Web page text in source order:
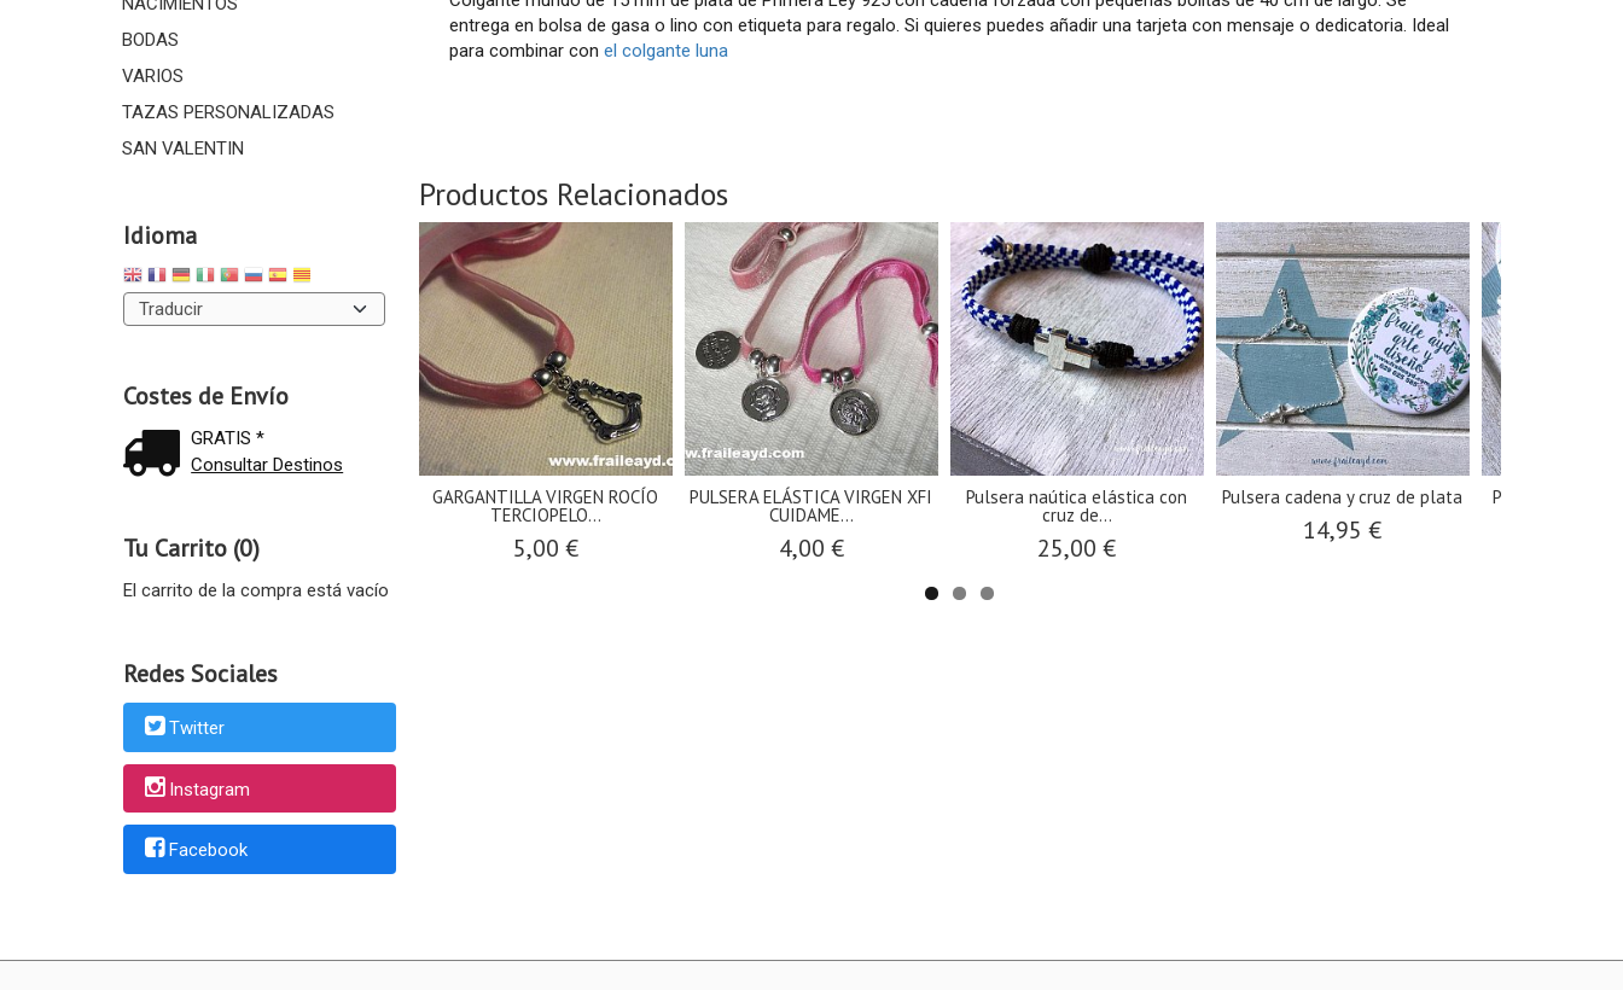
BODAS
VARIOS
TAZAS PERSONALIZADAS
SAN VALENTIN
Idioma
Costes de Envío
GRATIS *
Consultar Destinos
Tu Carrito (0)
El carrito de la compra está vacío
Redes Sociales
Twitter
Instagram
Facebook
entrega en bolsa de gasa o lino con etiqueta para regalo. Si quieres puedes añadir una tarjeta con mensaje o dedicatoria. Ideal
para combinar conel colgante luna
Productos Relacionados
GARGANTILLA VIRGEN ROCÍO
TERCIOPELO...
5,00 €
PULSERA ELÁSTICA VIRGEN XFI
CUIDAME...
4,00 €
Pulsera naútica elástica con
cruz de...
25,00 €
Pulsera cadena y cruz de plata
14,95 €
Pulsera perlas